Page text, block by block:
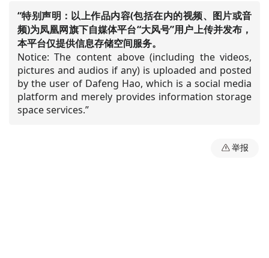
“特别声明：以上作品内容(包括在内的视频、图片或音
频)为凤凰网旗下自媒体平台“大风号”用户上传并发布，
本平台仅提供信息存储空间服务。
Notice: The content above (including the videos,
pictures and audios if any) is uploaded and posted
by the user of Dafeng Hao, which is a social media
platform and merely provides information storage
space services.”
举报